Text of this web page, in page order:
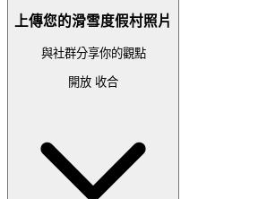
上傳您的滑雪度假村照片
與社群分享你的觀點
開放 收合